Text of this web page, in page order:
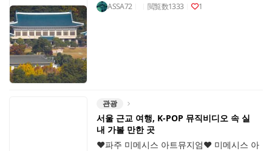
ASSA72 閲覧数1333 1
관광
서울 근교 여행, K-POP 뮤직비디오 속 실
내 가볼 만한 곳
♥파주 미메시스 아트뮤지엄♥ 미메시스 아